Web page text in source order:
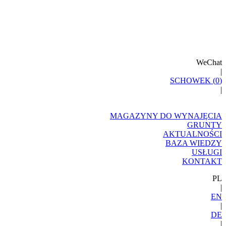
WeChat
|
SCHOWEK (0)
|
MAGAZYNY DO WYNAJĘCIA
GRUNTY
AKTUALNOŚCI
BAZA WIEDZY
USŁUGI
KONTAKT
PL
|
EN
|
DE
|